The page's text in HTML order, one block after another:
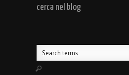
cerca nel blog